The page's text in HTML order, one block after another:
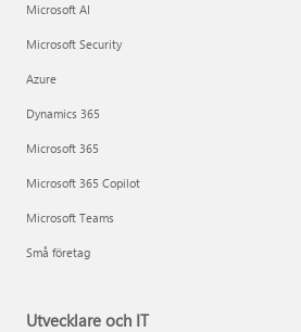
Microsoft AI
Microsoft Security
Azure
Dynamics 365
Microsoft 365
Microsoft 365 Copilot
Microsoft Teams
Små företag
Utvecklare och IT